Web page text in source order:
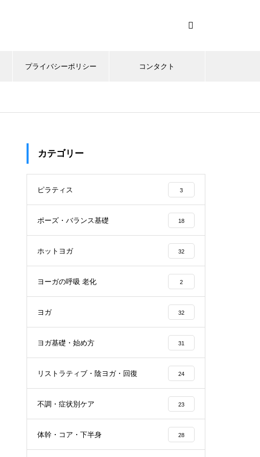
プライバシーポリシー コンタクト
カテゴリー
ピラティス 3
ポーズ・バランス基礎 18
ホットヨガ 32
ヨーガの呼吸 老化 2
ヨガ 32
ヨガ基礎・始め方 31
リストラティブ・陰ヨガ・回復 24
不調・症状別ケア 23
体幹・コア・下半身 28